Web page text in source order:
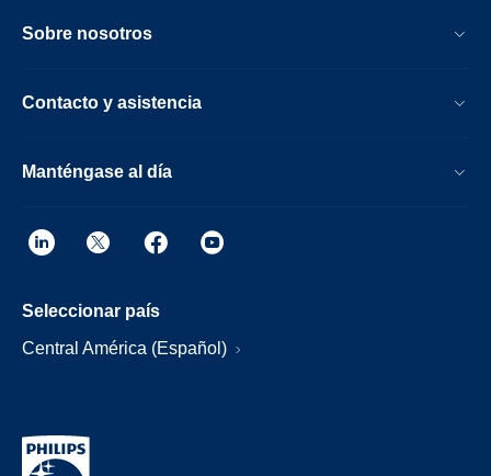
Sobre nosotros
Contacto y asistencia
Manténgase al día
Seleccionar país
Central América (Español)